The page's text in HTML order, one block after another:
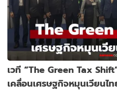
เวที “The Green Tax
เคลื่อนเศรษฐกิจหมุนเวียนไ